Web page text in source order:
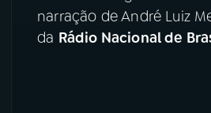
YouTube
narração de André Luiz
da Rádio Nacional de